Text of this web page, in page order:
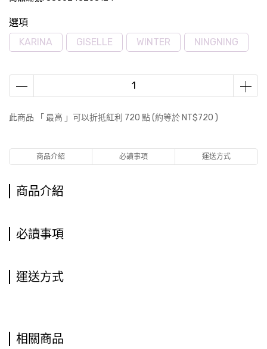
選項
KARINA
GISELLE WINTER NINGNING
此商品 「 最高 」可以折抵紅利 720 點 (約等於 NT$720 )
商品介紹 必讀事項 運送方式
商品介紹
必讀事項
運送方式
相關商品